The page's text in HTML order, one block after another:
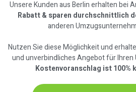
Unsere Kunden aus Berlin erhalten bei
Rabatt & sparen durchschnittlich
anderen
Nutzen Sie diese Möglichkeit und
und unverbindliches Angebot für Ihren
Kostenvoranschlag ist 100%